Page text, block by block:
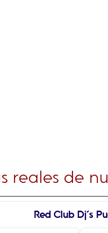
reales de
Red Club Dj´s